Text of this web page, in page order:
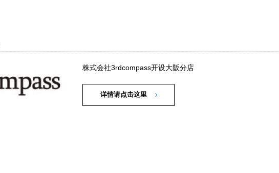
株式会社3rdcompass开设大阪分店
详情请点击这里